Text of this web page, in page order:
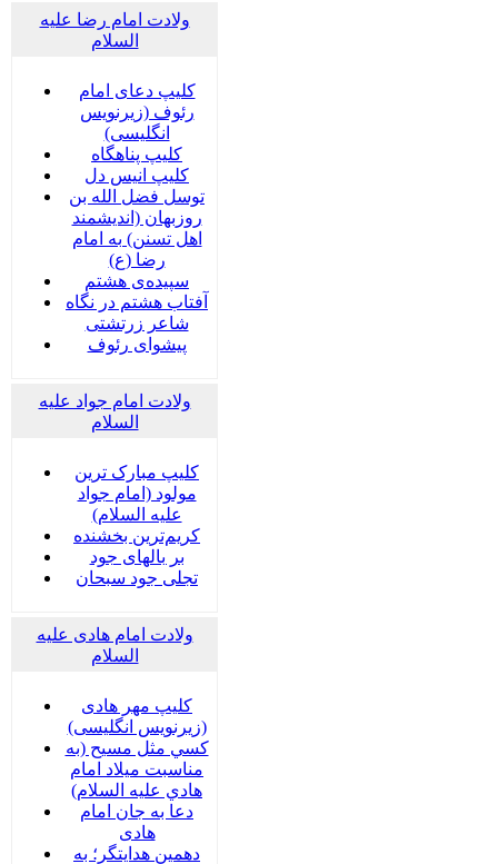
ولادت امام رضا علیه
السلام
کلیپ دعای امام
رئوف (زیرنویس
انگلیسی)
کلیپ پناهگاه
کلیپ انیس دل
توسل فضل الله بن
روزبهان (اندیشمند
اهل تسنن) به امام
رضا (ع)
سپیده‌ی هشتم
آفتاب هشتم در نگاه
شاعر زرتشتی
پیشوای رئوف
ولادت امام جواد علیه
السلام
کلیپ مبارک ترین
مولود (امام جواد
علیه السلام)
کریم‌ترین بخشنده
بر بالهای جود
تجلی جود سبحان
ولادت امام هادی علیه
السلام
کلیپ مهر هادی
(زیرنویس انگلیسی)
كسي مثل مسيح (به
مناسبت ميلاد امام
هادي عليه السلام)
دعا به جان امام
هادی
دهمین هدایتگر؛ به